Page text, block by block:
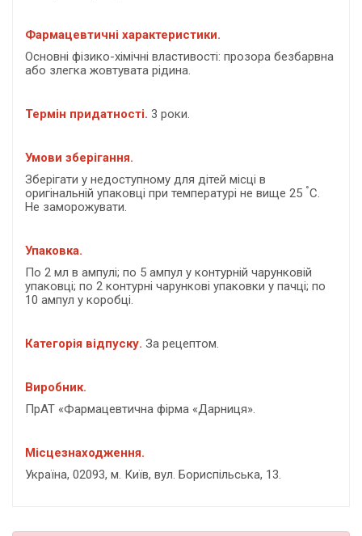
Фармацевтичні характеристики.
Основні фізико-хімічні властивості: прозора безбарвна
або злегка жовтувата рідина.
Термін придатності. 3 роки.
Умови зберігання.
Зберігати у недоступному для дітей місці в
оригінальній упаковці при температурі не вище 25 °С.
Не заморожувати.
Упаковка.
По 2 мл в ампулі; по 5 ампул у контурній чарунковій
упаковці; по 2 контурні чарункові упаковки у пачці; по
10 ампул у коробці.
Категорія відпуску. За рецептом.
Виробник.
ПрАТ «Фармацевтична фірма «Дарниця».
Місцезнаходження.
Україна, 02093, м. Київ, вул. Бориспiльська, 13.